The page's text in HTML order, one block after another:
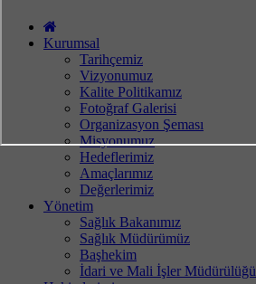
Kurumsal
Tarihçemiz
Vizyonumuz
Kalite Politikamız
Fotoğraf Galerisi
Organizasyon Şeması
Misyonumuz
Hedeflerimiz
Amaçlarımız
Değerlerimiz
Yönetim
Sağlık Bakanımız
Sağlık Müdürümüz
Başhekim
İdari ve Mali İşler Müdürülüğü